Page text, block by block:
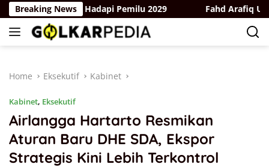
Skip
to
content
Breaking News
Bergerak Hadapi Pemilu 2029 Fahd Arafiq Ungkap
Home Eksekutif Kabinet
Kabinet, Eksekutif
Airlangga Hartarto Resmikan
Aturan Baru DHE SDA, Ekspor
Strategis Kini Lebih Terkontrol